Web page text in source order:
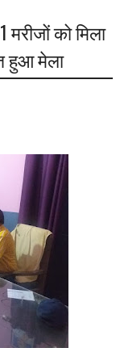
को मिला
हुआ मेला